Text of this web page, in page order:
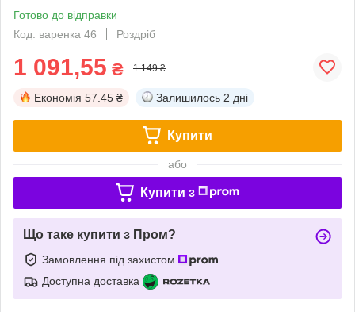
Готово до відправки
Код: варенка 46
Роздріб
1 091,55 ₴ 1 149 ₴
Економія 57.45 ₴ Залишилось 2 дні
Купити
або
Купити з
Що таке купити з Пром?
Замовлення під захистом
Доступна доставка